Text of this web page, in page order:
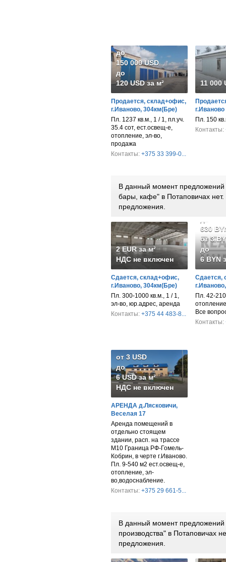
до
150 000 USD
до
120 USD за м²
Продается, склад+офис,
г.Иваново, 304км(Бре)
Пл. 1237 кв.м., 1 / 1, пл.уч.
35.4 сот, ест.освещ-е,
отопление, эл-во,
продажа
Контакты: +375 33 399-0...
11 000
г.Иваново
Пл. 150
Контакты:
В данный момент
бары, кафе" в Потаповичах
предложения.
2 EUR за м²
НДС не включен
Сдается, склад+офис,
г.Иваново, 304км(Бре)
Пл. 300-1000 кв.м., 1 / 1,
эл-во, юр.адрес, аренда
Контакты: +375 44 483-8...
630
от 3
до
6 BYN
Сдается,
Пл. 42-
Все
Контакты:
от 3 USD
до
6 USD за м²
НДС не включен
АРЕНДА д.Лясковичи,
Веселая 17
Аренда помещений в
отдельно стоящем
здании, расп. на трассе
М10 Граница РФ-Гомель-
Кобрин, в черте г.Иваново.
Пл. 9-540 м2 ест.освещ-е,
отопление, эл-
во,водоснабление.
Контакты: +375 29 661-5...
В данный момент
производства" в Потаповичах
предложения.